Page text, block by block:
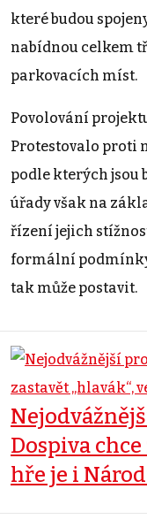
které budou
nabídnou celkem
parkovacích míst.
Povolování
Protestovalo proti
podle kterých jsou
úřady však na
řízení jejich
formální podmínky
tak může postavit.
Dospiva chce
hře je i